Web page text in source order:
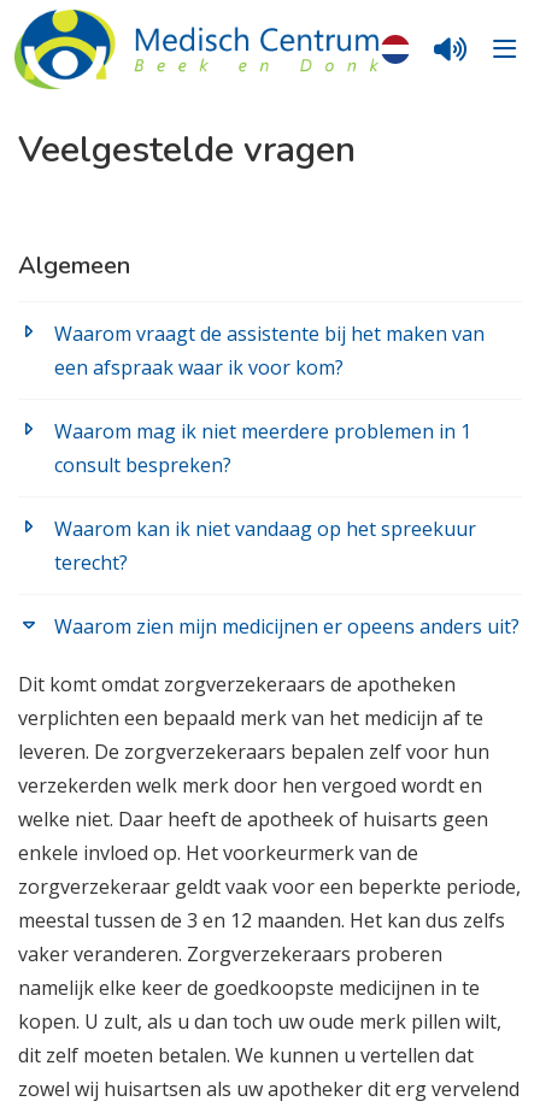
Veelgestelde vragen
Algemeen
Waarom vraagt de assistente bij het maken van
een afspraak waar ik voor kom?
Waarom mag ik niet meerdere problemen in 1
consult bespreken?
Waarom kan ik niet vandaag op het spreekuur
terecht?
Waarom zien mijn medicijnen er opeens anders uit?
Dit komt omdat zorgverzekeraars de apotheken
verplichten een bepaald merk van het medicijn af te
leveren. De zorgverzekeraars bepalen zelf voor hun
verzekerden welk merk door hen vergoed wordt en
welke niet. Daar heeft de apotheek of huisarts geen
enkele invloed op. Het voorkeurmerk van de
zorgverzekeraar geldt vaak voor een beperkte periode,
meestal tussen de 3 en 12 maanden. Het kan dus zelfs
vaker veranderen. Zorgverzekeraars proberen
namelijk elke keer de goedkoopste medicijnen in te
kopen. U zult, als u dan toch uw oude merk pillen wilt,
dit zelf moeten betalen. We kunnen u vertellen dat
zowel wij huisartsen als uw apotheker dit erg vervelend